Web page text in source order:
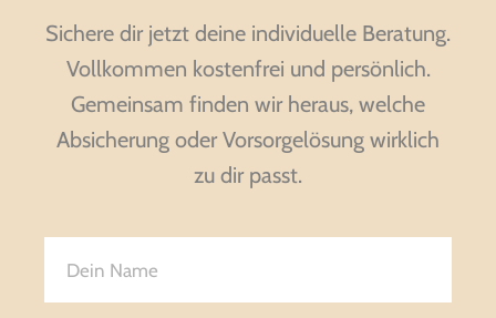
Sichere dir jetzt deine individuelle Beratung.
Vollkommen kostenfrei und persönlich.
Gemeinsam finden wir heraus, welche
Absicherung oder Vorsorgelösung wirklich
zu dir passt.